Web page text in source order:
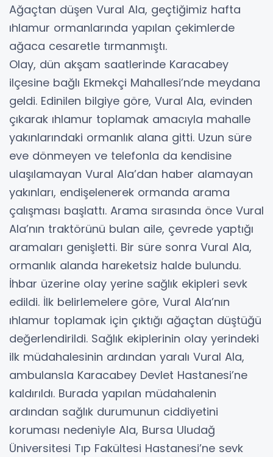
Ağaçtan düşen Vural Ala, geçtiğimiz hafta
ıhlamur ormanlarında yapılan çekimlerde
ağaca cesaretle tırmanmıştı.
Olay, dün akşam saatlerinde Karacabey
ilçesine bağlı Ekmekçi Mahallesi’nde meydana
geldi. Edinilen bilgiye göre, Vural Ala, evinden
çıkarak ıhlamur toplamak amacıyla mahalle
yakınlarındaki ormanlık alana gitti. Uzun süre
eve dönmeyen ve telefonla da kendisine
ulaşılamayan Vural Ala’dan haber alamayan
yakınları, endişelenerek ormanda arama
çalışması başlattı. Arama sırasında önce Vural
Ala’nın traktörünü bulan aile, çevrede yaptığı
aramaları genişletti. Bir süre sonra Vural Ala,
ormanlık alanda hareketsiz halde bulundu.
İhbar üzerine olay yerine sağlık ekipleri sevk
edildi. İlk belirlemelere göre, Vural Ala’nın
ıhlamur toplamak için çıktığı ağaçtan düştüğü
değerlendirildi. Sağlık ekiplerinin olay yerindeki
ilk müdahalesinin ardından yaralı Vural Ala,
ambulansla Karacabey Devlet Hastanesi’ne
kaldırıldı. Burada yapılan müdahalenin
ardından sağlık durumunun ciddiyetini
koruması nedeniyle Ala, Bursa Uludağ
Üniversitesi Tıp Fakültesi Hastanesi’ne sevk